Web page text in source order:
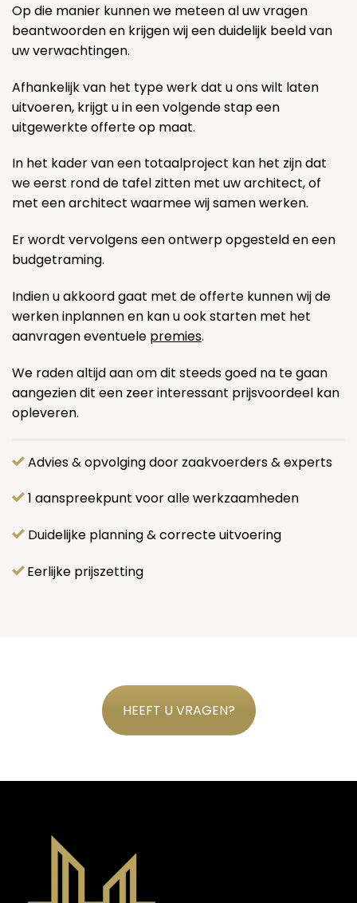
Op die manier kunnen we meteen al uw vragen
beantwoorden en krijgen wij een duidelijk beeld van
uw verwachtingen.
Afhankelijk van het type werk dat u ons wilt laten
uitvoeren, krijgt u in een volgende stap een
uitgewerkte offerte op maat.
In het kader van een totaalproject kan het zijn dat
we eerst rond de tafel zitten met uw architect, of
met een architect waarmee wij samen werken.
Er wordt vervolgens een ontwerp opgesteld en een
budgetraming.
Indien u akkoord gaat met de offerte kunnen wij de
werken inplannen en kan u ook starten met het
aanvragen eventuele premies.
We raden altijd aan om dit steeds goed na te gaan
aangezien dit een zeer interessant prijsvoordeel kan
opleveren.
Advies & opvolging door zaakvoerders & experts
1 aanspreekpunt voor alle werkzaamheden
Duidelijke planning & correcte uitvoering
Eerlijke prijszetting
HEEFT U VRAGEN?